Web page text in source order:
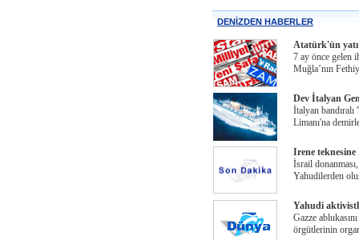
DENİZDEN HABERLER
Atatürk'ün yatı
7 ay önce gelen
Muğla’nın
Dev İtalyan
İtalyan
Limanı'na
Irene
İsrail
Yahudilerden
Yahudi
Gazze
örgütlerinin